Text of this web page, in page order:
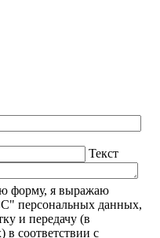
Текст
форму, я выражаю
персональных данных,
и передачу (в
в соответствии с